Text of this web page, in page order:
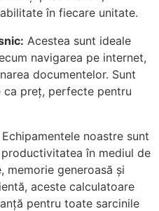
în fiecare unitate.
Acestea sunt ideale
navigarea pe internet,
documentelor. Sunt
preț, perfecte pentru
Echipamentele noastre sunt
în mediul de
memorie generoasă și
aceste calculatoare
pentru toate sarcinile